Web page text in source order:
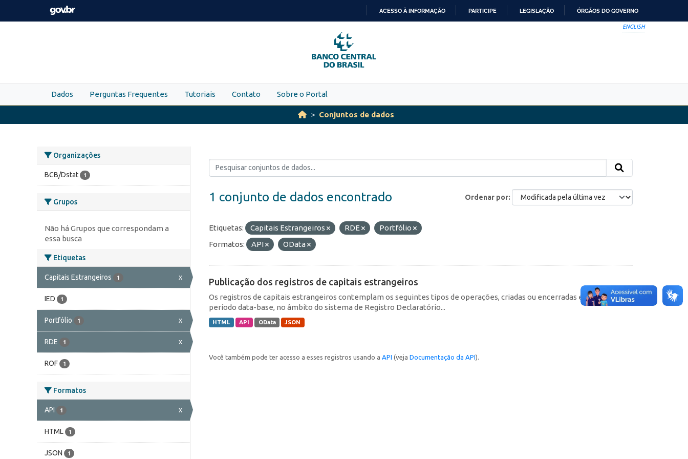
Skip to main content
PARA
O
CONTEÚDO
ACESSO À INFORMAÇÃO PARTICIPE LEGISLAÇÃO ÓRGÃOS DO GOVERNO
ENGLISH
Dados Perguntas Frequentes Tutoriais Contato Sobre o Portal
Conjuntos de dados
Organizações
BCB/Dstat 1
Grupos
Não há Grupos que correspondam a
essa busca
Etiquetas
Capitais Estrangeiros 1 x
IED 1
Portfólio 1 x
RDE 1 x
ROF 1
Formatos
API 1 x
HTML 1
JSON 1
Ordenar por
1 conjunto de dados encontrado
Etiquetas: Capitais Estrangeiros RDE
Portfólio
Formatos:
API OData
Publicação dos registros de capitais estrangeiros
Os registros de capitais estrangeiros contemplam os seguintes tipos de operações, criadas ou encerradas em cada
período data-base, no âmbito do sistema de Registro Declaratório...
HTML API OData JSON
Você também pode ter acesso a esses registros usando a API (veja Documentação da API).